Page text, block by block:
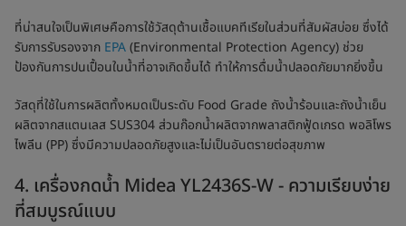
ที่น่าสนใจเป็นพิเศษคือการใช้วัสดุต้านเชื้อแบคทีเรียในส่วนที่สัมผัสบ่อย ซึ่งได้
รับการรับรองจาก EPA(Environmental Protection Agency) ช่วย
ป้องกันการปนเปื้อนในน้ำที่อาจเกิดขึ้นได้ ทำให้การดื่มน้ำปลอดภัยมากยิ่งขึ้น
วัสดุที่ใช้ในการผลิตทั้งหมดเป็นระดับ Food Grade ถังน้ำร้อนและถังน้ำเย็น
ผลิตจากสแตนเลส SUS304 ส่วนก๊อกน้ำผลิตจากพลาสติกฟู้ดเกรด พอลิโพร
ไพลีน (PP) ซึ่งมีความปลอดภัยสูงและไม่เป็นอันตรายต่อสุขภาพ
4. เครื่องกดน้ำ Midea YL2436S-W - ความเรียบง่าย
ที่สมบูรณ์แบบ